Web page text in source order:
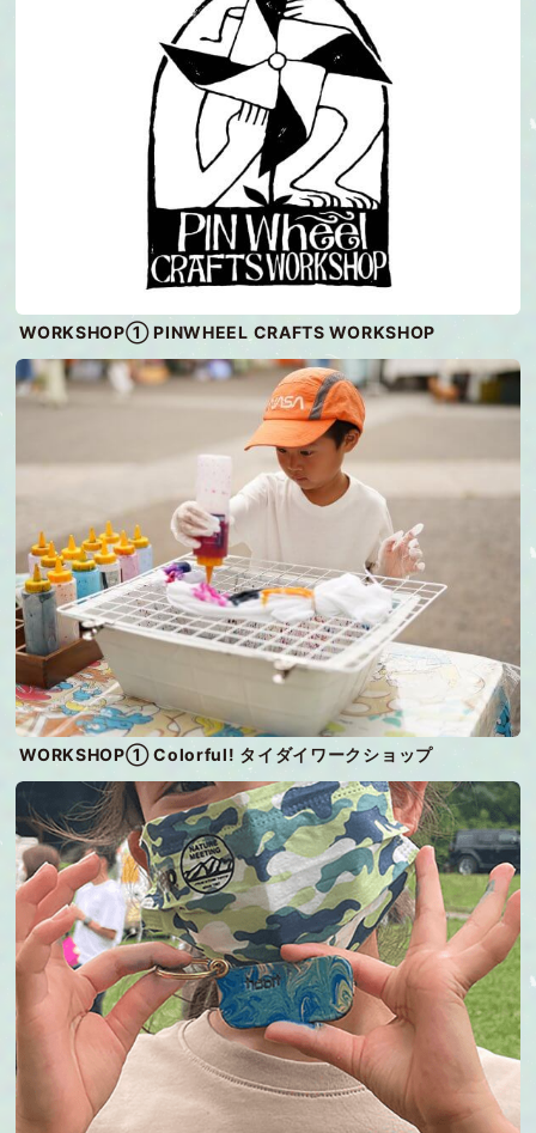
WORKSHOP① PINWHEEL CRAFTS WORKSHOP
WORKSHOP① Colorful! タイダイワークショップ